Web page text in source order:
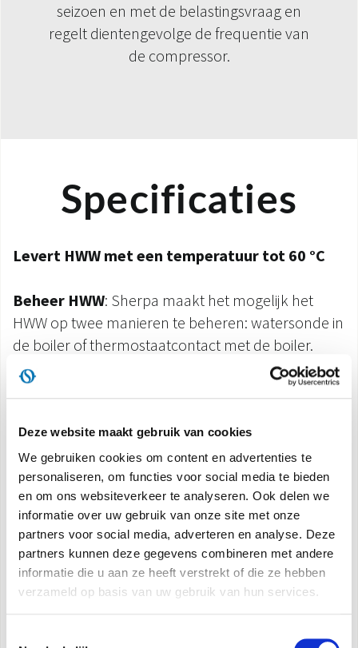
Deze website maakt gebruik van cookies
We gebruiken cookies om content en advertenties te
personaliseren, om functies voor social media te bieden
en om ons websiteverkeer te analyseren. Ook delen we
informatie over uw gebruik van onze site met onze
partners voor social media, adverteren en analyse. Deze
partners kunnen deze gegevens combineren met andere
informatie die u aan ze heeft verstrekt of die ze hebben
verzameld op basis van uw gebruik van hun services.
seizoen en met de belastingsvraag en
regelt dientengevolge de frequentie van
de compressor.
Specificaties
Levert HWW met een temperatuur tot 60 °C
Beheer HWW: Sherpa maakt het mogelijk het
HWW op twee manieren te beheren: watersonde in
de boiler of thermostaatcontact met de boiler.
Klimaatcurven
curven, een voor afkoeling en een voor
verwarming. Aan de hand van de klimaatcurven
kunt u de temperatuur van de installatie
aanpassen op basis van de externe
klimatologische omstandigheden, door de
luchtvochtigheid van het gebouw af te stemmen
op zijn warmtebehoeften om meer energie te
besparen.